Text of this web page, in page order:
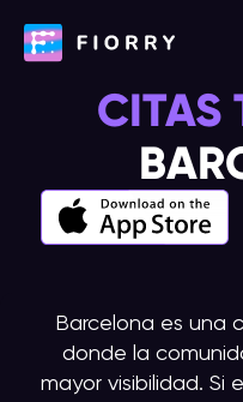
CITAS
Barcelona es una
donde la
mayor visibilidad.